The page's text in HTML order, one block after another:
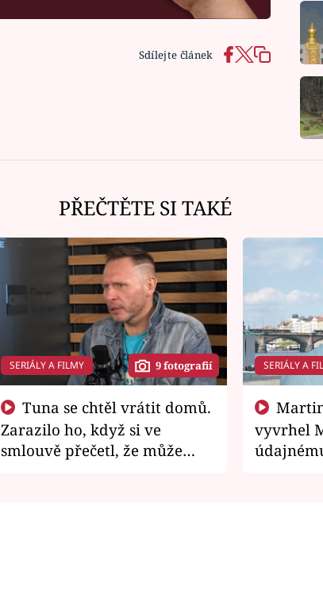
Sdílejte článek
PŘEČTĚTE SI TAKÉ
SERIÁLY A FILMY 9 fotografií
Zarazilo ho, když si ve
smlouvě přečetl, že může
SERIÁLY A
vyvrhel